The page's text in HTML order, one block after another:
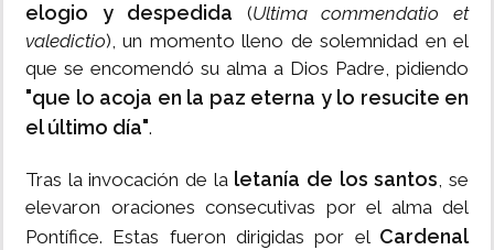
elogio y despedida (Ultima commendatio et
valedictio), un momento lleno de solemnidad en el
que se encomendó su alma a Dios Padre, pidiendo
"que lo acoja en la paz eterna y lo resucite en
el último día".
Tras la invocación de la letanía de los santos, se
elevaron oraciones consecutivas por el alma del
Pontífice. Estas fueron dirigidas por el Cardenal